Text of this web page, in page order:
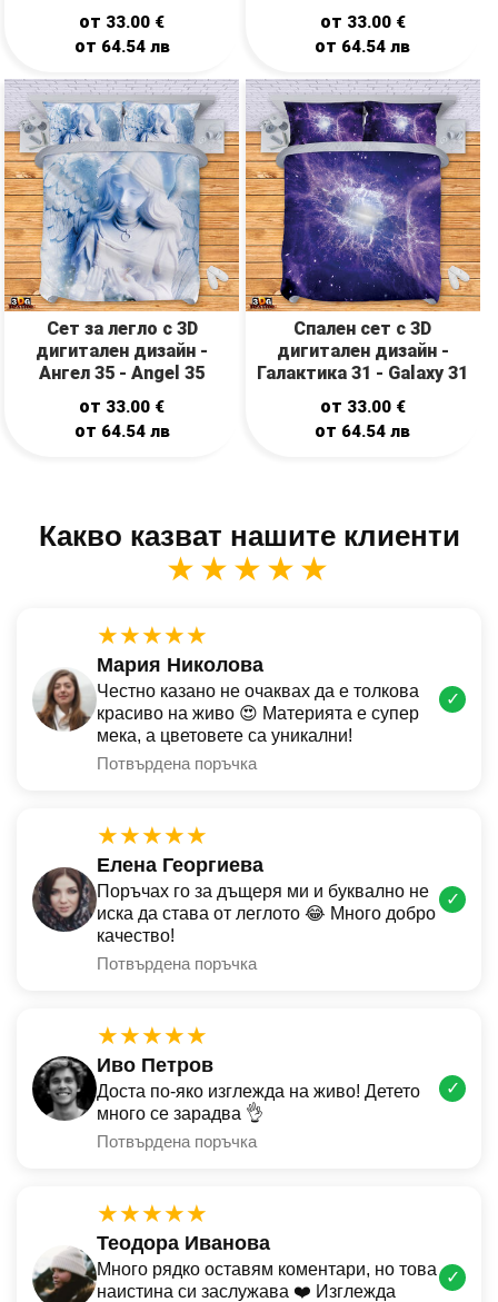
от 33.00 €
от 64.54 лв
от 33.00 €
от 64.54лв
Сет за легло с 3D
дигитален дизайн -
Ангел 35 - Angel 35
от 33.00 €
от 64.54 лв
Спален сет с 3D
дигитален дизайн -
Галактика 31 - Galaxy 31
от 33.00 €
от 64.54лв
Какво казват нашите клиенти
★★★★★
★★★★★
Мария Николова
Честно казано не очаквах да е толкова
красиво на живо 😍 Материята е супер
мека, а цветовете са уникални!
Потвърдена поръчка
✓
★★★★★
Елена Георгиева
Поръчах го за дъщеря ми и буквално не
иска да става от леглото 😂 Много добро
качество!
Потвърдена поръчка
✓
★★★★★
Иво Петров
Доста по-яко изглежда на живо! Детето
много се зарадва 👌
Потвърдена поръчка
✓
★★★★★
Теодора Иванова
Много рядко оставям коментари, но това
наистина си заслужава ❤️ Изглежда
✓